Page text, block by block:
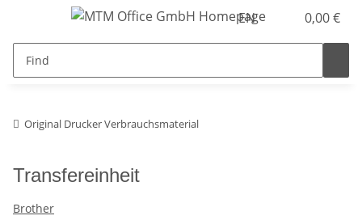
EN 0,00 €
Original Drucker Verbrauchsmaterial
Transfereinheit
Brother